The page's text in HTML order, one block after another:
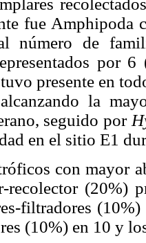
fue Amphipoda
número de
por
presente en
alcanzando la
seguido por
en el sitio E1
con mayor
(20%)
filtradores
(10%) en 10 y